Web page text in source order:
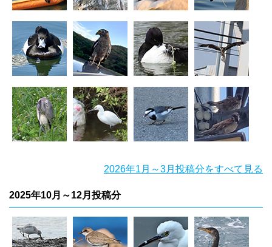
2026年1月～3月投稿分をすべて見る
2025年10月～12月投稿分